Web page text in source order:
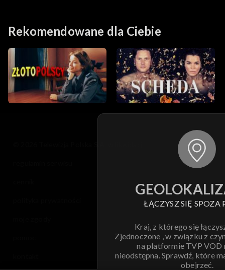
Rekomendowane dla Ciebie
ŁĄCZYSZ SIĘ SPOZA
Kraj, z którego się
Zjednoczone , w związku z
na platformie TVP VOD
nieodstępna. Sprawdź, które
obejrzeć.